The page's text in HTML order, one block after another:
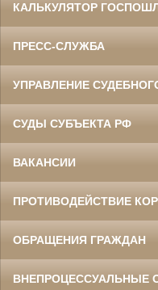
КАЛЬКУЛЯТОР
ПРЕСС-СЛУЖБА
УПРАВЛЕНИЕ
СУДЫ СУБЪЕКТА РФ
ВАКАНСИИ
ПРОТИВОДЕЙСТВИЕ
ОБРАЩЕНИЯ ГРАЖДАН
ВНЕПРОЦЕССУАЛЬНЫЕ